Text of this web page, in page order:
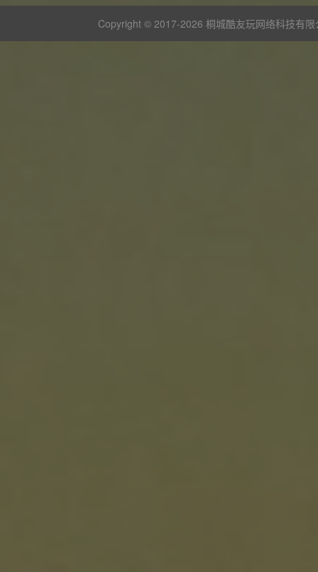
Copyright © 2017-2026 桐城酷友玩网络科技有